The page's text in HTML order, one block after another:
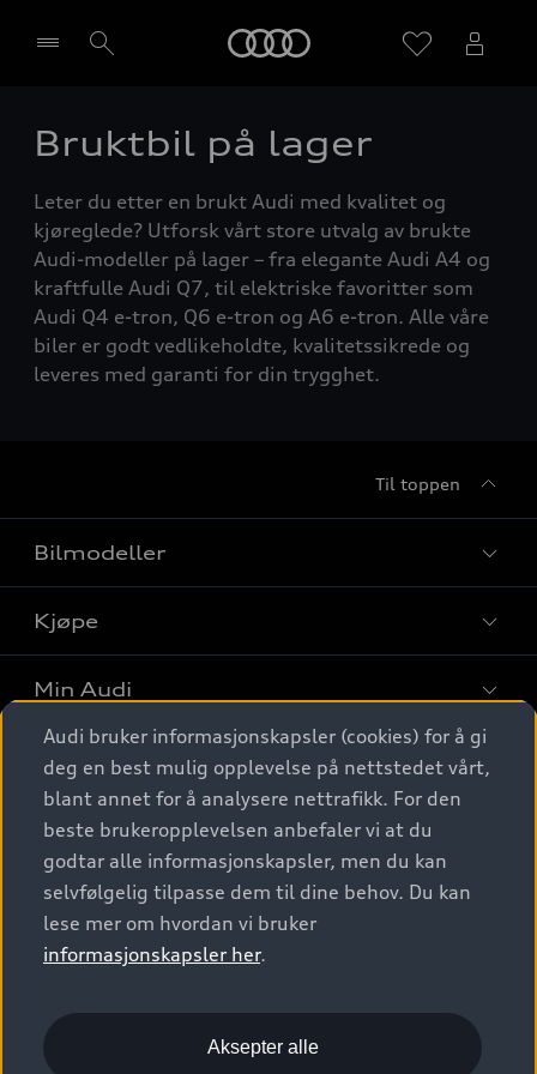
Velg forhandler
Bruktbil på lager
Leter du etter en brukt Audi med kvalitet og
kjøreglede? Utforsk vårt store utvalg av brukte
Audi-modeller på lager – fra elegante Audi A4 og
kraftfulle Audi Q7, til elektriske favoritter som
Audi Q4 e-tron, Q6 e-tron og A6 e-tron. Alle våre
biler er godt vedlikeholdte, kvalitetssikrede og
leveres med garanti for din trygghet.
Til toppen
Bilmodeller
Finn din Audi
Sammenlign bilmodeller
Elbiler
SUV
Stasjonsvogn
Sportback
S/RS
Konseptbiler og prototyper
Kjøpe
Kjøpshjelp
Biler på lager
Finn forhandler
Bestill prøvekjøring
Kontakt forhandler
Bilgarantier
Min Audi
Behold nybilfølelsen
Audi Originalt tilbehør
Verkstedtjenester
Digitale tjenester
Audi digitale tjenester
Audi connect
Functions on demand
Kom i gang med myAudi
Audi Norge
Kundeservice
Audi Driving Experience
© 2026 AUDI NORGE. All Rights Reserved.
Imprint
Audi bruker informasjonskapsler (cookies) for å gi
deg en best mulig opplevelse på nettstedet vårt,
blant annet for å analysere nettrafikk. For den
beste brukeropplevelsen anbefaler vi at du
godtar alle informasjonskapsler, men du kan
selvfølgelig tilpasse dem til dine behov. Du kan
lese mer om hvordan vi bruker
informasjonskapsler her.
Aksepter alle